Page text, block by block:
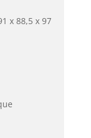
x 88,5 x 97